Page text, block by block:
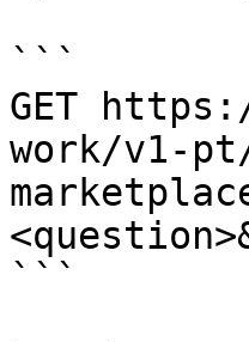
```
GET
work/v1-
```